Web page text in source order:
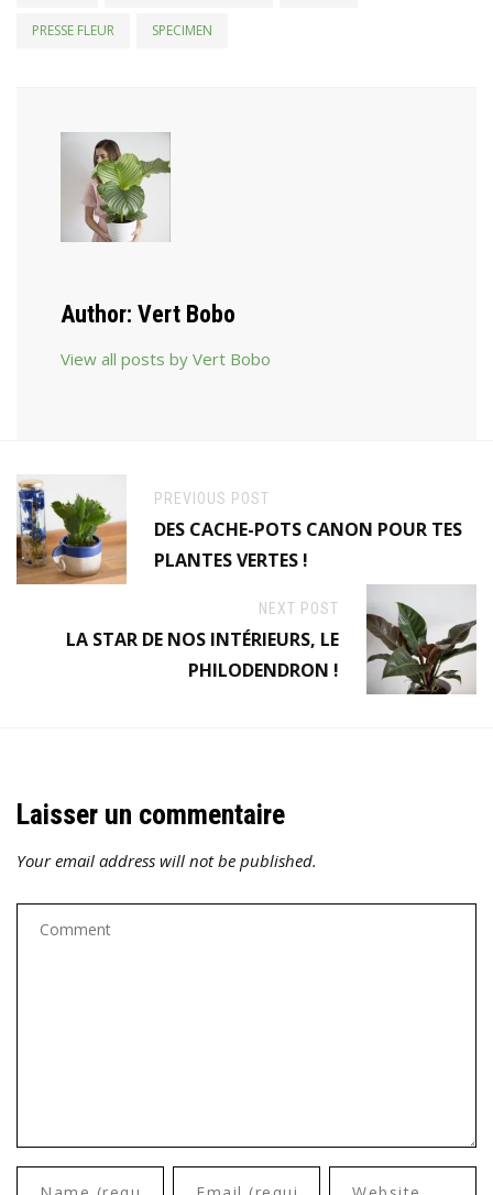
PRESSE FLEUR SPECIMEN
Author: Vert Bobo
View all posts by Vert Bobo
PREVIOUS POST
DES CACHE-POTS CANON POUR TES
PLANTES VERTES !
NEXT POST
LA STAR DE NOS INTÉRIEURS, LE
PHILODENDRON !
Laisser un commentaire
Your email address will not be published.